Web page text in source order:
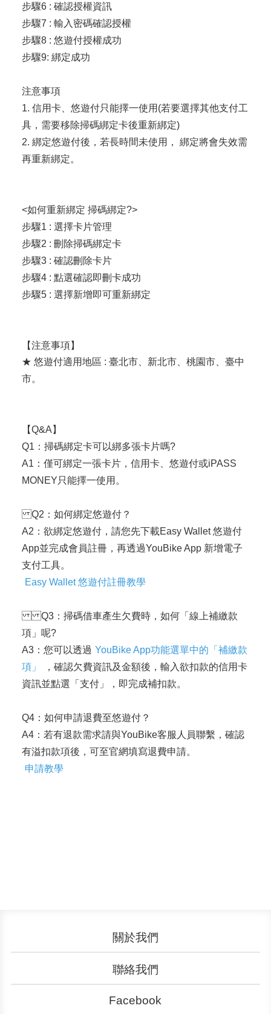
步驟6 : 確認授權資訊
步驟7 : 輸入密碼確認授權
步驟8 : 悠遊付授權成功
步驟9: 綁定成功
注意事項
1. 信用卡、悠遊付只能擇一使用(若要選擇其他支付工
具，需要移除掃碼綁定卡後重新綁定)
2. 綁定悠遊付後，若長時間未使用， 綁定將會失效需
再重新綁定。
<如何重新綁定 掃碼綁定?>
步驟1 : 選擇卡片管理
步驟2 : 刪除掃碼綁定卡
步驟3 : 確認刪除卡片
步驟4 : 點選確認即刪卡成功
步驟5 : 選擇新增即可重新綁定
【注意事項】
★ 悠遊付適用地區 : 臺北市、新北市、桃園市、臺中
市。
【Q&A】
Q1：掃碼綁定卡可以綁多張卡片嗎?
A1：僅可綁定一張卡片，信用卡、悠遊付或iPASS
MONEY只能擇一使用。
Q2：如何綁定悠遊付？
A2：欲綁定悠遊付，請您先下載Easy Wallet 悠遊付
App並完成會員註冊，再透過YouBike App 新增電子
支付工具。
Easy Wallet 悠遊付註冊教學
Q3：掃碼借車產生欠費時，如何「線上補繳款
項」呢?
A3：您可以透過 YouBike App功能選單中的「補繳款
項」
，確認欠費資訊及金額後，輸入欲扣款的信用卡
資訊並點選「支付」，即完成補扣款。
Q4：如何申請退費至悠遊付？
A4：若有退款需求請與YouBike客服人員聯繫，確認
有溢扣款項後，可至官網填寫退費申請。
申請教學
關於我們
聯絡我們
Facebook